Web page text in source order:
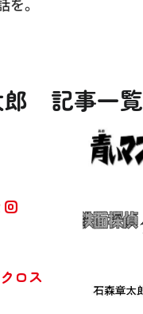
郎 記事一覧
ロス